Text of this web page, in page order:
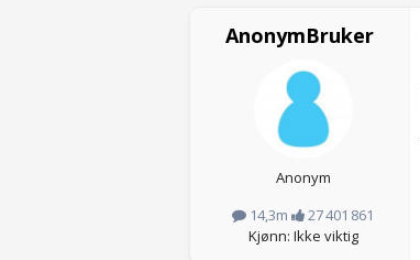
AnonymBruker
Anonym
14,3m
27 401 861
Kjønn: Ikke viktig